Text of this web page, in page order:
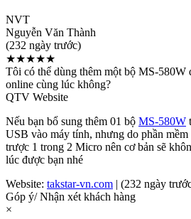
NVT
Nguyễn Văn Thành
(232 ngày trước)
★★★★★
Tôi có thể dùng thêm một bộ MS-580W
online cùng lúc không?
QTV Website
Nếu bạn bổ sung thêm 01 bộ MS-580W
USB vào máy tính, nhưng do phần
trược 1 trong 2 Micro nên cơ bản sẽ
lúc được bạn nhé
Website: takstar-vn.com | (232 ngày
Góp ý/ Nhận xét khách hàng
×